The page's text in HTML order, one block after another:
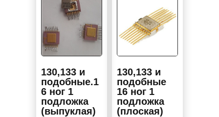
130,133 и
подобные.1
6 ног 1
подложка
(выпуклая)
130,133 и
подобные
16 ног 1
подложка
(плоская)